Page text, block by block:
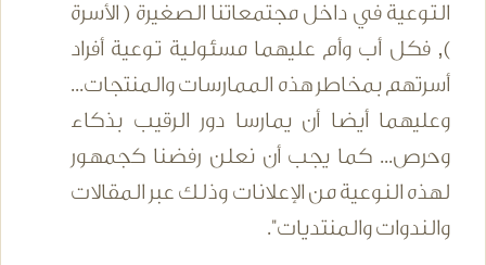
التوعية في داخل مجتمعاتنا الصغيرة ( الأسرة
), فكل أب وأم عليهما مسئولية توعية أفراد
أسرتهم بمخاطر هذه الممارسات والمنتجات...
وعليهما أيضا أن يمارسا دور الرقيب بذكاء
وحرص... كما يجب أن نعلن رفضنا كجمهور
لهذه النوعية من الإعلانات وذلك عبر المقالات
والندوات والمنتديات".